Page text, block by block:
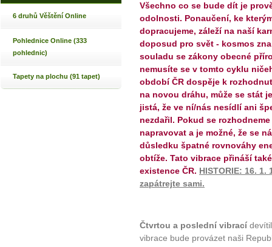
6 druhů Věštění Online
Pohlednice Online (333
pohlednic)
Tapety na plochu (91 tapet)
Všechno co se bude dít je
odolnosti. Ponaučení, ke
dopracujeme, záleží na naší
doposud pro svět - kosmos
souladu se zákony obecné
nemusíte se v tomto cyklu
období ČR dospěje k
na novou dráhu, může se stát
jistá, že ve ní/nás nesídlí ani
nezdařil. Pokud se
napravovat a je možné, že se
důsledku špatné rovnováhy
obtíže. Tato vibrace přináší
existence ČR. HISTORIE: 16.
zapátrejte sami.
Čtvrtou a poslední vibrací
vibrace bude provázet naši